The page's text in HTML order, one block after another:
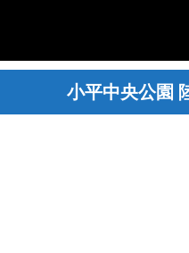
小平中央公園